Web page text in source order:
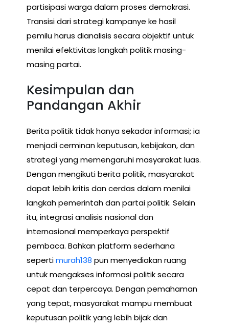
partisipasi warga dalam proses demokrasi.
Transisi dari strategi kampanye ke hasil
pemilu harus dianalisis secara objektif untuk
menilai efektivitas langkah politik masing-
masing partai.
Kesimpulan dan
Pandangan Akhir
Berita politik tidak hanya sekadar informasi; ia
menjadi cerminan keputusan, kebijakan, dan
strategi yang memengaruhi masyarakat luas.
Dengan mengikuti berita politik, masyarakat
dapat lebih kritis dan cerdas dalam menilai
langkah pemerintah dan partai politik. Selain
itu, integrasi analisis nasional dan
internasional memperkaya perspektif
pembaca. Bahkan platform sederhana
sepertimurah138 pun menyediakan ruang
untuk mengakses informasi politik secara
cepat dan terpercaya. Dengan pemahaman
yang tepat, masyarakat mampu membuat
keputusan politik yang lebih bijak dan